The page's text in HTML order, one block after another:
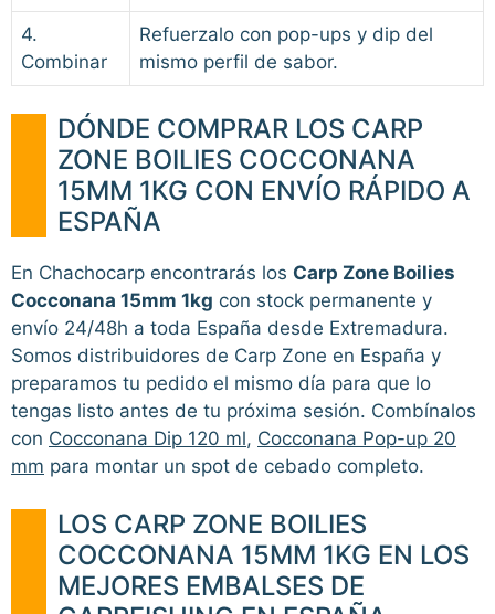
4.
Combinar
Refuerzalo con pop-ups y dip del
mismo perfil de sabor.
DÓNDE COMPRAR LOS CARP
ZONE BOILIES COCCONANA
15MM 1KG CON ENVÍO RÁPIDO A
ESPAÑA
En Chachocarp encontrarás los Carp Zone Boilies
Cocconana 15mm 1kg con stock permanente y
envío 24/48h a toda España desde Extremadura.
Somos distribuidores de Carp Zone en España y
preparamos tu pedido el mismo día para que lo
tengas listo antes de tu próxima sesión. Combínalos
con Cocconana Dip 120 ml, Cocconana Pop-up 20
mm para montar un spot de cebado completo.
LOS CARP ZONE BOILIES
COCCONANA 15MM 1KG EN LOS
MEJORES EMBALSES DE